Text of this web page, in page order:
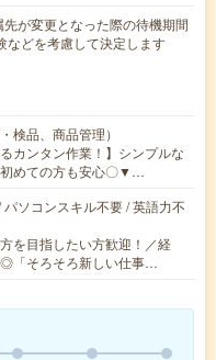
が変更となった際の待機期間
どを考慮して決定します
検品、商品管理）
カンタン作業！】シンプルな
めての方も安心〇▼…
ソコンスキル不要 / 英語力不
を目指したい方歓迎！／経
「そろそろ新しい仕事…